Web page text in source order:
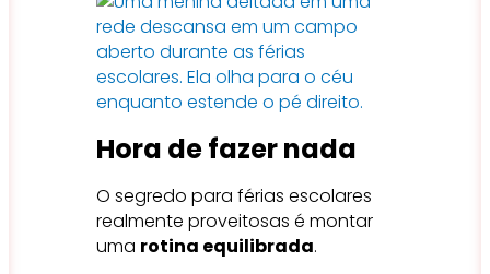
Hora de fazer nada
O segredo para férias escolares
realmente proveitosas é montar
uma rotina equilibrada.